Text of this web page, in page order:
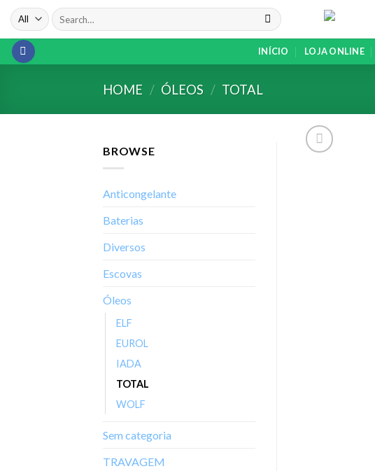
Skip
content
Search
for:
INÍCIO LOJA ONLINE
HOME / ÓLEOS / TOTAL
BROWSE
Anticongelante
Baterias
Diversos
Escovas
Óleos
ELF
EUROL
IADA
TOTAL
WOLF
Sem categoria
TRAVAGEM